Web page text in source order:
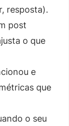
resposta).
post
o que
e
que
o seu